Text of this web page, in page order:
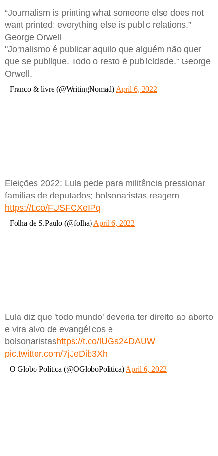
“Journalism is printing what someone else does not
want printed: everything else is public relations.”
George Orwell
"Jornalismo é publicar aquilo que alguém não quer
que se publique. Todo o resto é publicidade." George
Orwell.
— Franco & livre (@WritingNomad) April 6, 2022
Eleições 2022: Lula pede para militância pressionar
famílias de deputados; bolsonaristas reagem
https://t.co/FUSFCXeIPq
— Folha de S.Paulo (@folha) April 6, 2022
Lula diz que 'todo mundo' deveria ter direito ao aborto
e vira alvo de evangélicos e
bolsonaristashttps://t.co/lUGs24DAUW
pic.twitter.com/7jJeDib3Xh
— O Globo Política (@OGloboPolitica) April 6, 2022